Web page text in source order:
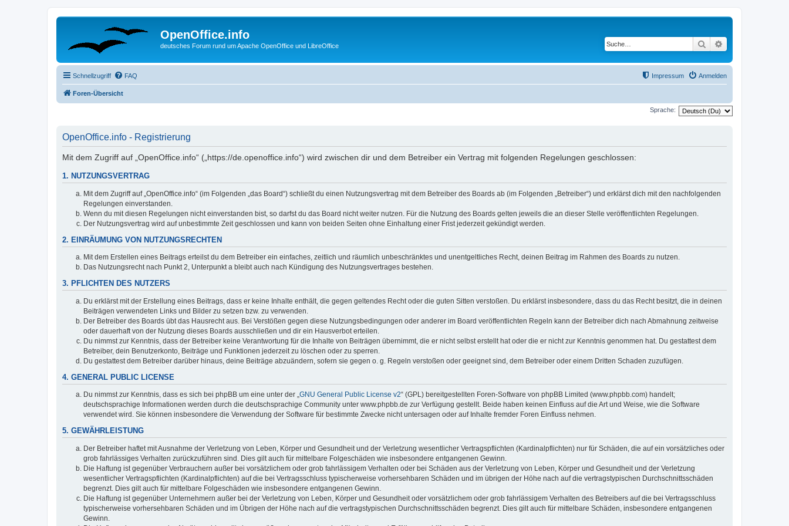
OpenOffice.info
deutsches Forum rund um Apache OpenOffice und LibreOffice Suche
Schnellzugriff FAQ Anmelden
Impressum
Foren-Übersicht
Sprache:
OpenOffice.info - Registrierung
Mit dem Zugriff auf „OpenOffice.info“ („https://de.openoffice.info“) wird zwischen dir und dem Betreiber ein Vertrag mit folgenden Regelungen geschlossen:
1. NUTZUNGSVERTRAG
Mit dem Zugriff auf „OpenOffice.info“ (im Folgenden „das Board“) schließt du einen Nutzungsvertrag mit dem Betreiber des Boards ab (im Folgenden „Betreiber“) und erklärst dich mit den nachfolgenden
Regelungen einverstanden.
Wenn du mit diesen Regelungen nicht einverstanden bist, so darfst du das Board nicht weiter nutzen. Für die Nutzung des Boards gelten jeweils die an dieser Stelle veröffentlichten Regelungen.
Der Nutzungsvertrag wird auf unbestimmte Zeit geschlossen und kann von beiden Seiten ohne Einhaltung einer Frist jederzeit gekündigt werden.
2. EINRÄUMUNG VON NUTZUNGSRECHTEN
Mit dem Erstellen eines Beitrags erteilst du dem Betreiber ein einfaches, zeitlich und räumlich unbeschränktes und unentgeltliches Recht, deinen Beitrag im Rahmen des Boards zu nutzen.
Das Nutzungsrecht nach Punkt 2, Unterpunkt a bleibt auch nach Kündigung des Nutzungsvertrages bestehen.
3. PFLICHTEN DES NUTZERS
Du erklärst mit der Erstellung eines Beitrags, dass er keine Inhalte enthält, die gegen geltendes Recht oder die guten Sitten verstoßen. Du erklärst insbesondere, dass du das Recht besitzt, die in deinen
Beiträgen verwendeten Links und Bilder zu setzen bzw. zu verwenden.
Der Betreiber des Boards übt das Hausrecht aus. Bei Verstößen gegen diese Nutzungsbedingungen oder anderer im Board veröffentlichten Regeln kann der Betreiber dich nach Abmahnung zeitweise
oder dauerhaft von der Nutzung dieses Boards ausschließen und dir ein Hausverbot erteilen.
Du nimmst zur Kenntnis, dass der Betreiber keine Verantwortung für die Inhalte von Beiträgen übernimmt, die er nicht selbst erstellt hat oder die er nicht zur Kenntnis genommen hat. Du gestattest dem
Betreiber, dein Benutzerkonto, Beiträge und Funktionen jederzeit zu löschen oder zu sperren.
Du gestattest dem Betreiber darüber hinaus, deine Beiträge abzuändern, sofern sie gegen o. g. Regeln verstoßen oder geeignet sind, dem Betreiber oder einem Dritten Schaden zuzufügen.
4. GENERAL PUBLIC LICENSE
Du nimmst zur Kenntnis, dass es sich bei phpBB um eine unter der „GNU General Public License v2“ (GPL) bereitgestellten Foren-Software von phpBB Limited (www.phpbb.com) handelt;
deutschsprachige Informationen werden durch die deutschsprachige Community unter www.phpbb.de zur Verfügung gestellt. Beide haben keinen Einfluss auf die Art und Weise, wie die Software
verwendet wird. Sie können insbesondere die Verwendung der Software für bestimmte Zwecke nicht untersagen oder auf Inhalte fremder Foren Einfluss nehmen.
5. GEWÄHRLEISTUNG
Der Betreiber haftet mit Ausnahme der Verletzung von Leben, Körper und Gesundheit und der Verletzung wesentlicher Vertragspflichten (Kardinalpflichten) nur für Schäden, die auf ein vorsätzliches oder
grob fahrlässiges Verhalten zurückzuführen sind. Dies gilt auch für mittelbare Folgeschäden wie insbesondere entgangenen Gewinn.
Die Haftung ist gegenüber Verbrauchern außer bei vorsätzlichem oder grob fahrlässigem Verhalten oder bei Schäden aus der Verletzung von Leben, Körper und Gesundheit und der Verletzung
wesentlicher Vertragspflichten (Kardinalpflichten) auf die bei Vertragsschluss typischerweise vorhersehbaren Schäden und im übrigen der Höhe nach auf die vertragstypischen Durchschnittsschäden
begrenzt. Dies gilt auch für mittelbare Folgeschäden wie insbesondere entgangenen Gewinn.
Die Haftung ist gegenüber Unternehmern außer bei der Verletzung von Leben, Körper und Gesundheit oder vorsätzlichem oder grob fahrlässigem Verhalten des Betreibers auf die bei Vertragsschluss
typischerweise vorhersehbaren Schäden und im Übrigen der Höhe nach auf die vertragstypischen Durchschnittsschäden begrenzt. Dies gilt auch für mittelbare Schäden, insbesondere entgangenen
Gewinn.